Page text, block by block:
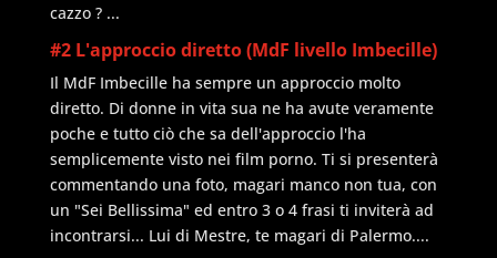
cazzo ? ...
#2 L'approccio diretto (MdF livello Imbecille)
Il MdF Imbecille ha sempre un approccio molto
diretto. Di donne in vita sua ne ha avute veramente
poche e tutto ciò che sa dell'approccio l'ha
semplicemente visto nei film porno. Ti si presenterà
commentando una foto, magari manco non tua, con
un "Sei Bellissima" ed entro 3 o 4 frasi ti inviterà ad
incontrarsi... Lui di Mestre, te magari di Palermo....